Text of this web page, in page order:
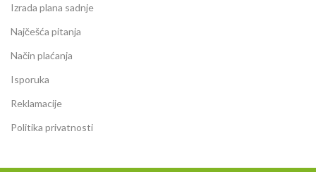
Izrada plana sadnje
Najčešća pitanja
Način plaćanja
Isporuka
Reklamacije
Politika privatnosti